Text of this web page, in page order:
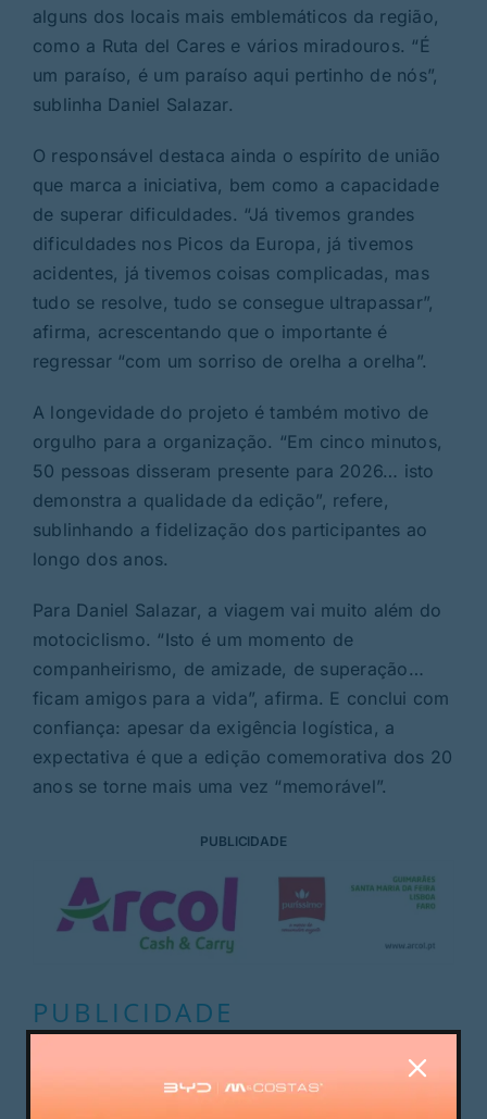
alguns dos locais mais emblemáticos da região,
como a Ruta del Cares e vários miradouros. “É
um paraíso, é um paraíso aqui pertinho de nós”,
sublinha Daniel Salazar.
O responsável destaca ainda o espírito de união
que marca a iniciativa, bem como a capacidade
de superar dificuldades. “Já tivemos grandes
dificuldades nos Picos da Europa, já tivemos
acidentes, já tivemos coisas complicadas, mas
tudo se resolve, tudo se consegue ultrapassar”,
afirma, acrescentando que o importante é
regressar “com um sorriso de orelha a orelha”.
A longevidade do projeto é também motivo de
orgulho para a organização. “Em cinco minutos,
50 pessoas disseram presente para 2026… isto
demonstra a qualidade da edição”, refere,
sublinhando a fidelização dos participantes ao
longo dos anos.
Para Daniel Salazar, a viagem vai muito além do
motociclismo. “Isto é um momento de
companheirismo, de amizade, de superação…
ficam amigos para a vida”, afirma. E conclui com
confiança: apesar da exigência logística, a
expectativa é que a edição comemorativa dos 20
anos se torne mais uma vez “memorável”.
PUBLICIDADE
PUBLICIDADE